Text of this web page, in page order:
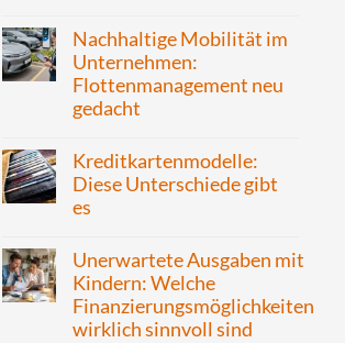
Nachhaltige Mobilität im
Unternehmen:
Flottenmanagement neu
gedacht
Kreditkartenmodelle:
Diese Unterschiede gibt
es
Unerwartete Ausgaben mit
Kindern: Welche
Finanzierungsmöglichkeiten
wirklich sinnvoll sind